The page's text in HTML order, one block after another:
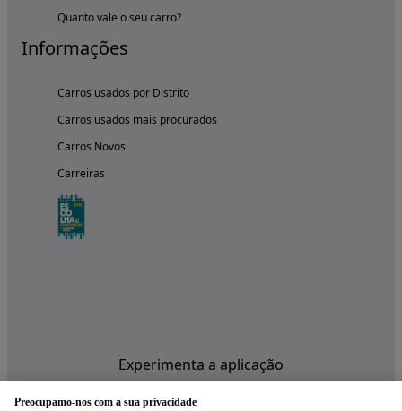
Quanto vale o seu carro?
Informações
Carros usados por Distrito
Carros usados mais procurados
Carros Novos
Carreiras
Experimenta a aplicação
Preocupamo-nos com a sua privacidade